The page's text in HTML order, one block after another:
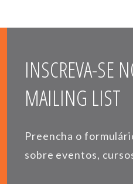
INSCREVA-SE
MAILING LIST
Preencha o
sobre eventos,